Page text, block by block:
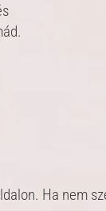
Ha nem